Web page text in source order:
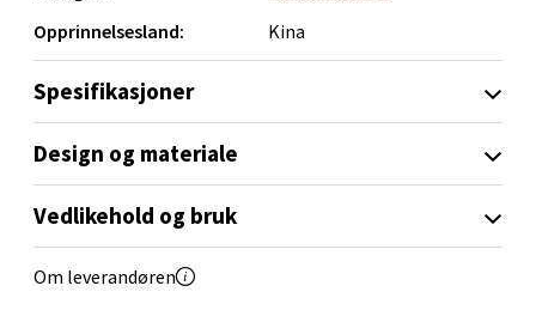
Opprinnelsesland:
Kina
Spesifikasjoner
Design og materiale
Vedlikehold og bruk
Om leverandøren
Bolagsgata 1, 8514 Narvik
0 i butikk
Bergen - Oasen Senter